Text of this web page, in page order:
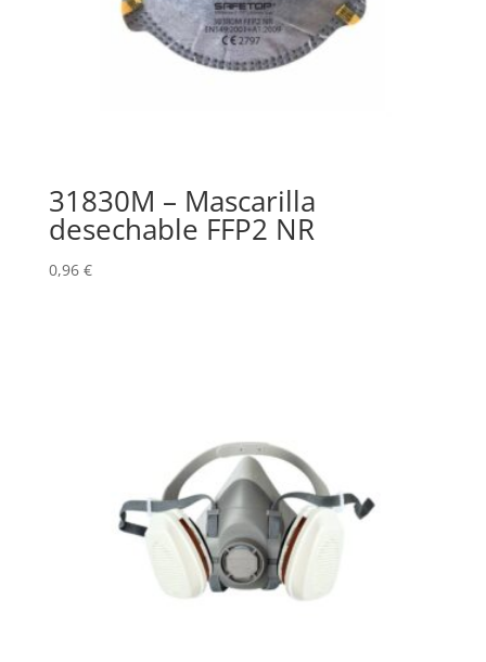
31830M – Mascarilla
desechable FFP2 NR
0,96 €